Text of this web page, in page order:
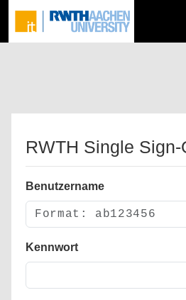
RWTH Single Sign-
Benutzername
Kennwort